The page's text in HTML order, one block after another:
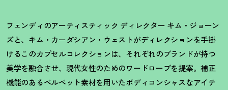
フェンディのアーティスティック ディレクター キム・ジョーン
ズと、キム・カーダシアン・ウェストがディレクションを手掛
けるこのカプセルコレクションは、それぞれのブランドが持つ
美学を融合させ、現代女性のためのワードローブを提案。補正
機能のあるベルベット素材を用いたボディコンシャスなアイテ